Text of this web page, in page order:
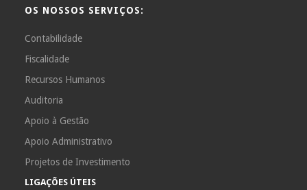
OS NOSSOS SERVIÇOS:
Contabilidade
Fiscalidade
Recursos Humanos
Auditoria
Apoio à Gestão
Apoio Administrativo
Projetos de Investimento
LIGAÇÕES ÚTEIS